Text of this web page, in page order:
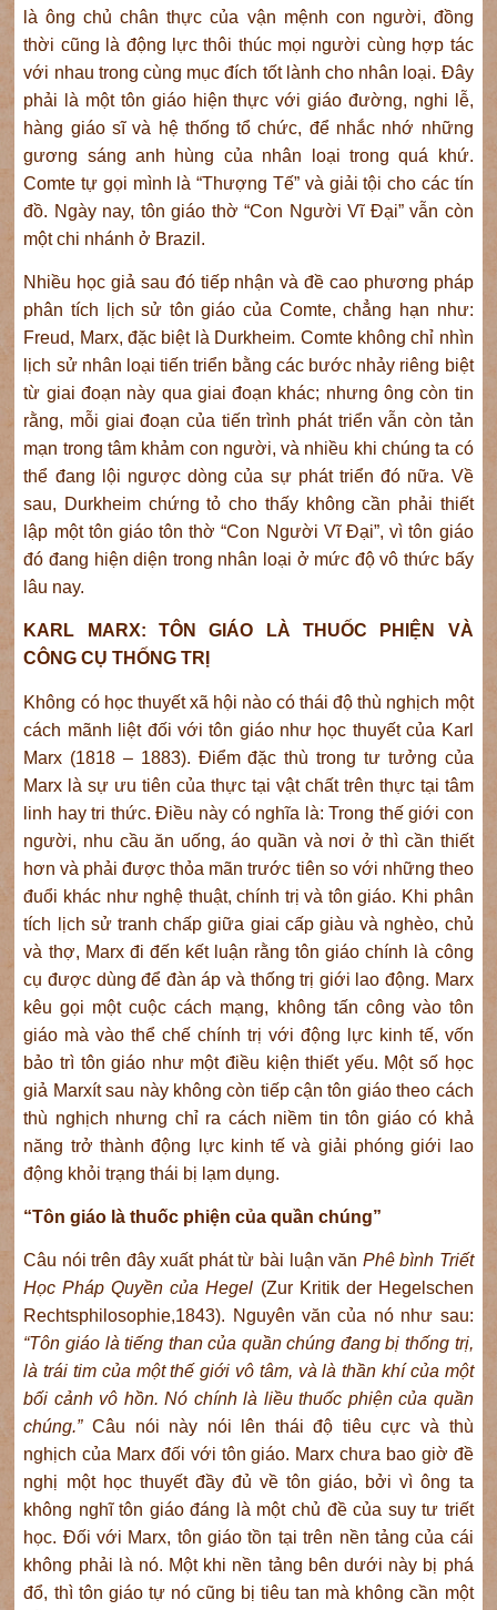
là ông chủ chân thực của vận mệnh con người, đồng
thời cũng là động lực thôi thúc mọi người cùng hợp tác
với nhau trong cùng mục đích tốt lành cho nhân loại. Đây
phải là một tôn giáo hiện thực với giáo đường, nghi lễ,
hàng giáo sĩ và hệ thống tổ chức, để nhắc nhớ những
gương sáng anh hùng của nhân loại trong quá khứ.
Comte tự gọi mình là “Thượng Tế” và giải tội cho các tín
đồ. Ngày nay, tôn giáo thờ “Con Người Vĩ Đại” vẫn còn
một chi nhánh ở Brazil.
Nhiều học giả sau đó tiếp nhận và đề cao phương pháp
phân tích lịch sử tôn giáo của Comte, chẳng hạn như:
Freud, Marx, đặc biệt là Durkheim. Comte không chỉ nhìn
lịch sử nhân loại tiến triển bằng các bước nhảy riêng biệt
từ giai đoạn này qua giai đoạn khác; nhưng ông còn tin
rằng, mỗi giai đoạn của tiến trình phát triển vẫn còn tản
mạn trong tâm khảm con người, và nhiều khi chúng ta có
thể đang lội ngược dòng của sự phát triển đó nữa. Về
sau, Durkheim chứng tỏ cho thấy không cần phải thiết
lập một tôn giáo tôn thờ “Con Người Vĩ Đại”, vì tôn giáo
đó đang hiện diện trong nhân loại ở mức độ vô thức bấy
lâu nay.
KARL MARX: TÔN GIÁO LÀ THUỐC PHIỆN VÀ
CÔNG CỤ THỐNG TRỊ
Không có học thuyết xã hội nào có thái độ thù nghịch một
cách mãnh liệt đối với tôn giáo như học thuyết của Karl
Marx (1818 – 1883). Điểm đặc thù trong tư tưởng của
Marx là sự ưu tiên của thực tại vật chất trên thực tại tâm
linh hay tri thức. Điều này có nghĩa là: Trong thế giới con
người, nhu cầu ăn uống, áo quần và nơi ở thì cần thiết
hơn và phải được thỏa mãn trước tiên so với những theo
đuổi khác như nghệ thuật, chính trị và tôn giáo. Khi phân
tích lịch sử tranh chấp giữa giai cấp giàu và nghèo, chủ
và thợ, Marx đi đến kết luận rằng tôn giáo chính là công
cụ được dùng để đàn áp và thống trị giới lao động. Marx
kêu gọi một cuộc cách mạng, không tấn công vào tôn
giáo mà vào thể chế chính trị với động lực kinh tế, vốn
bảo trì tôn giáo như một điều kiện thiết yếu. Một số học
giả Marxít sau này không còn tiếp cận tôn giáo theo cách
thù nghịch nhưng chỉ ra cách niềm tin tôn giáo có khả
năng trở thành động lực kinh tế và giải phóng giới lao
động khỏi trạng thái bị lạm dụng.
“Tôn giáo là thuốc phiện của quần chúng”
Câu nói trên đây xuất phát từ bài luận văn Phê bình Triết
Học Pháp Quyền của Hegel (Zur Kritik der Hegelschen
Rechtsphilosophie,1843). Nguyên văn của nó như sau:
“Tôn giáo là tiếng than của quần chúng đang bị thống trị,
là trái tim của một thế giới vô tâm, và là thần khí của một
bối cảnh vô hồn. Nó chính là liều thuốc phiện của quần
chúng.”Câu nói này nói lên thái độ tiêu cực và thù
nghịch của Marx đối với tôn giáo. Marx chưa bao giờ đề
nghị một học thuyết đầy đủ về tôn giáo, bởi vì ông ta
không nghĩ tôn giáo đáng là một chủ đề của suy tư triết
học. Đối với Marx, tôn giáo tồn tại trên nền tảng của cái
không phải là nó. Một khi nền tảng bên dưới này bị phá
đổ, thì tôn giáo tự nó cũng bị tiêu tan mà không cần một